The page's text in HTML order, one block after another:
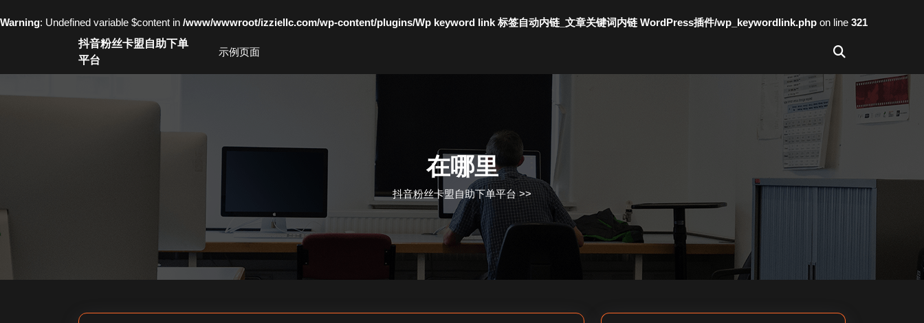
Warning: Undefined variable $content in /www/wwwroot/izziellc.com/wp-content/plugins/Wp keyword link 标签自动内链_文章关键词内链 WordPress插件/wp_keywordlink.php on line 321
抖音粉丝卡盟自助下单
平台
示例页面
在哪里
抖音粉丝卡盟自助下单平台>>